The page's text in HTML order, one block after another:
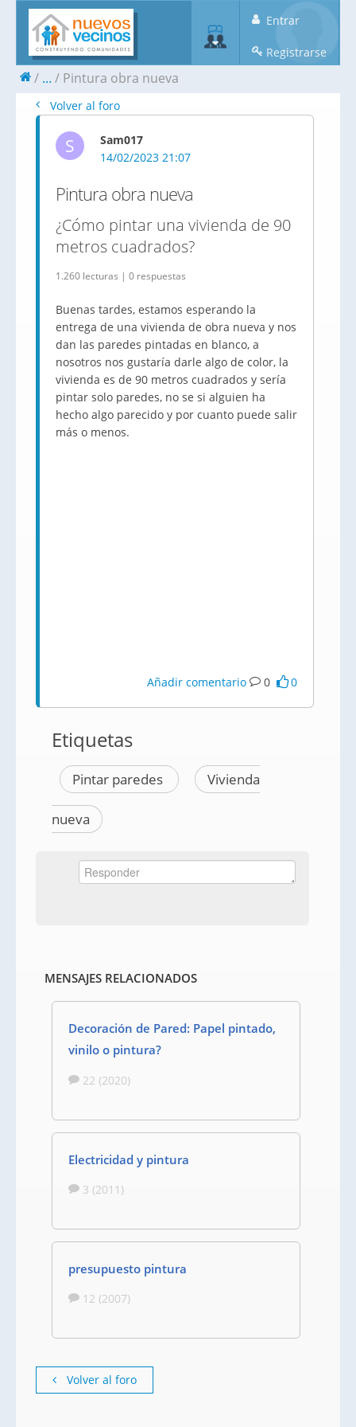
Entrar
Registrarse
... Pintura obra nueva
Volver al foro
S
Sam017
14/02/2023 21:07
Pintura obra nueva
¿Cómo pintar una vivienda de 90
metros cuadrados?
1.260 lecturas | 0 respuestas
Buenas tardes, estamos esperando la
entrega de una vivienda de obra nueva y nos
dan las paredes pintadas en blanco, a
nosotros nos gustaría darle algo de color, la
vivienda es de 90 metros cuadrados y sería
pintar solo paredes, no se si alguien ha
hecho algo parecido y por cuanto puede salir
más o menos.
Añadir comentario 0 0
Etiquetas
Pintar paredes Vivienda
nueva
MENSAJES RELACIONADOS
Decoración de Pared: Papel pintado,
vinilo o pintura?
22 (2020)
Electricidad y pintura
3 (2011)
presupuesto pintura
12 (2007)
Volver al foro